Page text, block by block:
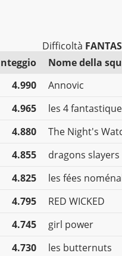
4.990
4.965
4.880
4.855
4.825
4.795
4.745
4.730
Difficoltà
Nome della
Annovic
les 4
The Night's
dragons slayers
les fées
RED WICKED
girl power
les butternuts